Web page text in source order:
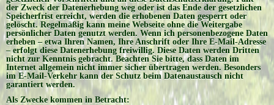
der Zweck der Datenerhebung weg oder ist das Ende der gesetzlichen
Speicherfrist erreicht, werden die erhobenen Daten gesperrt oder
gelöscht. Regelmäßig kann meine Webseite ohne die Weitergabe
persönlicher Daten genutzt werden. Wenn ich personenbezogene Daten
erheben – etwa Ihren Namen, Ihre Anschrift oder Ihre E-Mail-Adresse
– erfolgt diese Datenerhebung freiwillig. Diese Daten werden Dritten
nicht zur Kenntnis gebracht. Beachten Sie bitte, dass Daten im
Internet allgemein nicht immer sicher übertragen werden. Besonders
im E-Mail-Verkehr kann der Schutz beim Datenaustausch nicht
garantiert werden.
Als Zwecke kommen in Betracht: